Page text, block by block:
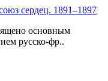
сердец. 1891–1897
основным
русско-фр..